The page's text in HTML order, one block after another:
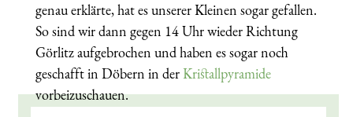
genau erklärte, hat es unserer Kleinen sogar gefallen.
So sind wir dann gegen 14 Uhr wieder Richtung
Görlitz aufgebrochen und haben es sogar noch
geschafft in Döbern in derKristallpyramide
vorbeizuschauen.